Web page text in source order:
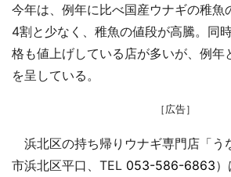
今年は、例年に比べ国産ウナギの稚魚
4割と少なく、稚魚の値段が高騰。同
格も値上げしている店が多いが、例年
を呈している。
［広告］
浜北区の持ち帰りウナギ専門店「う
市浜北区平口、TEL 053-586-6863